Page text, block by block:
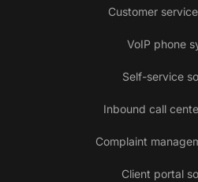
Customer
VoIP phone
Self-service
Inbound call
Complaint
Client portal